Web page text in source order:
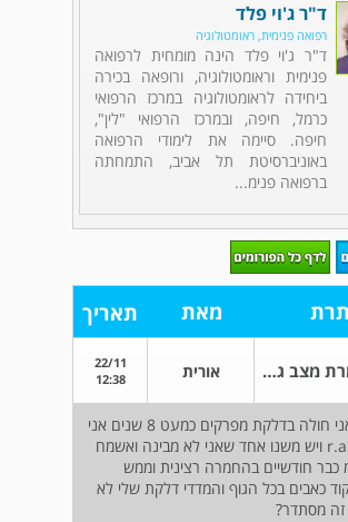
ד"ר ג'וי פלד
רפואה פנימית, ראומטולוגיה
ד"ר ג'וי פלד הינה מומחית לרפואה
פנימית וראומטולוגיה, ורופאה בכירה
ביחידה לראומטולוגיה במרכז הרפואי
כרמל, חיפה, ובמרכז הרפואי "לין",
חיפה. סיימה את לימודי הרפואה
באוניברסיטת תל אביב, התמחתה
ברפואה פנימ...
מאת תאריך
החמרת מצב גופני ומדדי דלקת אורית
22/11
12:38
שלום רב. אני חולה בדלקת מפרקים כמעט 8 שנים אני
מאובחנת בr.a ויש משנו אחד שאני לא מבינה ואשמח
חודשיים בהחמרה רצינית וממש
כאבים בכל הגוף והמדדי דלקת שלי לא
זה מסתדר?